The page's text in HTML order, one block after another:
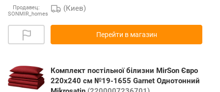
Продавец:
SONMIR_homes
(Киев)
Перейти в магазин
Комплект постільної білизни MirSon Євро
220x240 см №19-1655 Garnet Однотонний